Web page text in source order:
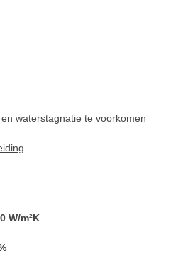
waterstagnatie te voorkomen
W/m²K